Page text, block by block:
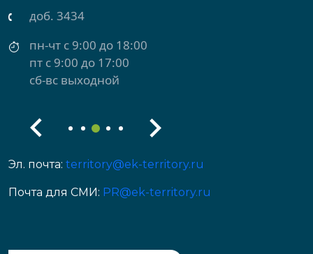
доб. 3434
пн-чт с 9:00 до 18:00
пт с 9:00 до 17:00
сб-вс выходной
Эл. почта: territory@ek-territory.ru
Почта для СМИ: PR@ek-territory.ru